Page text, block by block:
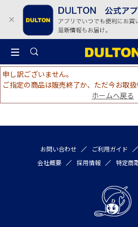
申し訳ございません。
ご指定の商品は販売終了か、ただ今お取扱
ホームへ戻る
お問い合わせ ご利用ガイド
会社概要
採用情報 特定商